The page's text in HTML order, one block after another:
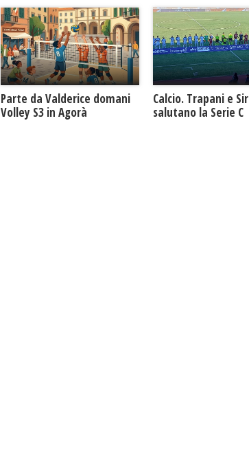
Parte da Valderice domani
Volley S3 in Agorà
Calcio. Trapani e
salutano la Serie C